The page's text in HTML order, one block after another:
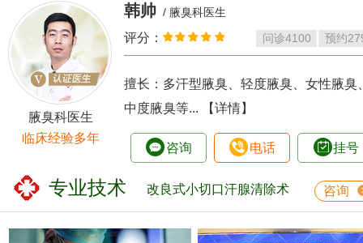
腋臭科医生
临床经验多年
韩帅 / 腋臭科医生
评分： 问诊4100 预约
擅长：多汗型腋臭、轻度腋臭、女性腋臭
中度腋臭等...
【详情】
咨询 电话 挂号
专业技术 改良式小切口汗腺清除术 咨询